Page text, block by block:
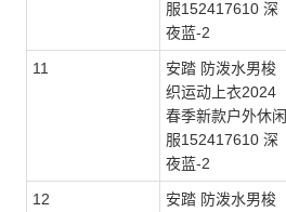
服152417610 深
夜蓝-2
11
安踏 防泼水男梭
织运动上衣2024
春季新款户外休闲
服152417610 深
夜蓝-2
12
安踏 防泼水男梭